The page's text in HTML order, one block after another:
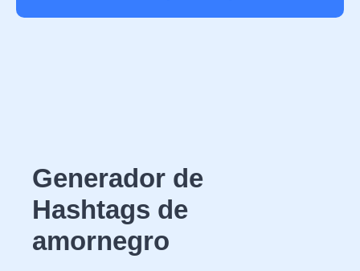
Generador de
Hashtags de
amornegro